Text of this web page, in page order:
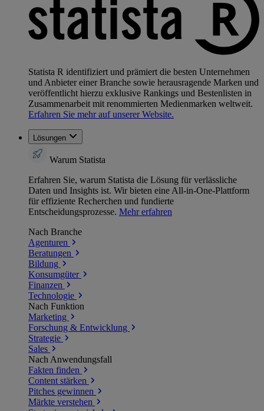
Statista R identifiziert und prämiert die besten Unternehmen
und Anbieter einer Branche sowie herausragende Marken und
veröffentlicht hierzu exklusive Rankings und Bestenlisten in
Zusammenarbeit mit renommierten Medienmarken weltweit.
Erfahren Sie mehr auf unserer Website.
Lösungen
Warum Statista
Erfahren Sie, warum Statista die Lösung für verlässliche
Daten und Insights ist. Wir bieten eine All-in-One-Plattform
für effiziente Recherchen und fundierte
Entscheidungsprozesse. Mehr erfahren
Nach Branche
Agenturen
Beratungen
Bildung
Konsumgüter
Finanzen
Technologie
Nach Funktion
Marketing
Forschung & Entwicklung
Strategie
Sales
Nach Anwendungsfall
Fakten finden
Content stärken
Pitches gewinnen
Märkte verstehen